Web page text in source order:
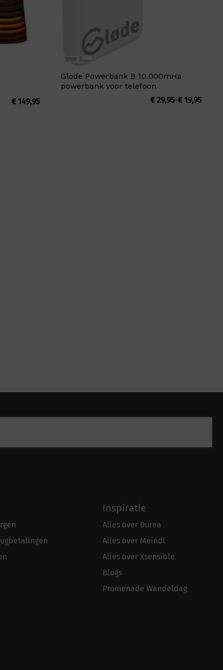
€149,95
Glode Powerbank B 10.000mHa
powerbank voor telefoon
€19,95
-
€29,95
Inspiratie
Alles over Durea
Alles over Meindl
Alles over Xsensible
Blogs
Promenade Wandeldag